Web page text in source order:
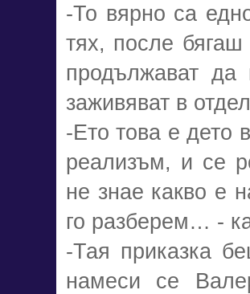
-То вярно са
тях, после
продължават да
заживяват в
-Ето това е дето
реализъм, и се
не знае какво е
го разберем… -
-Тая приказка
намеси се